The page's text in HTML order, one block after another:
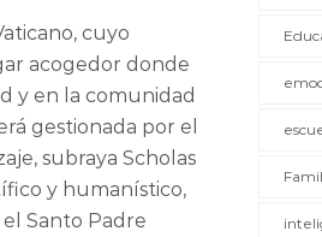
cuyo
acogedor donde
y en la comunidad
gestionada por el
subraya Scholas
y humanístico,
Santo Padre